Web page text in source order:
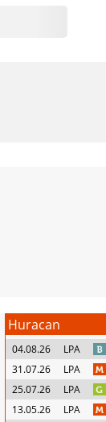
Huracan
04.08.26
LPA
31.07.26
LPA
25.07.26
LPA
13.05.26
LPA